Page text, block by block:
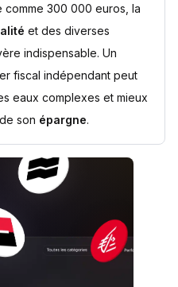
comme 300 000 euros, la
et des diverses
indispensable. Un
fiscal indépendant peut
eaux complexes et mieux
son épargne.